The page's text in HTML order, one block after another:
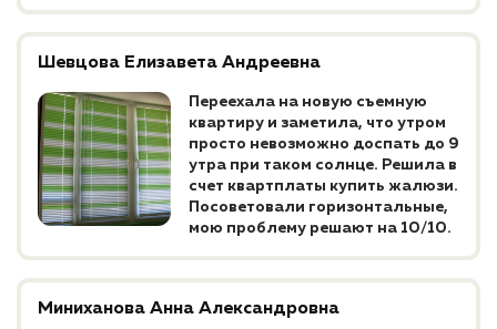
Шевцова Елизавета Андреевна
Переехала на новую съемную
квартиру и заметила, что утром
просто невозможно доспать до 9
утра при таком солнце. Решила в
счет квартплаты купить жалюзи.
Посоветовали горизонтальные,
мою проблему решают на 10/10.
Миниханова Анна Александровна